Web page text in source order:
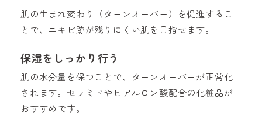
肌の生まれ変わり（ターンオーバー）を促進するこ
とで、ニキビ跡が残りにくい肌を目指せます。
保湿をしっかり行う
肌の水分量を保つことで、ターンオーバーが正常化
されます。セラミドやヒアルロン酸配合の化粧品が
おすすめです。